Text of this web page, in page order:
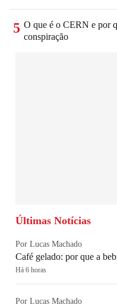
5 O que é o CERN e por
conspiração
Últimas Notícias
Por Lucas Machado
Café gelado: por que a
Há 6 horas
Por Lucas Machado